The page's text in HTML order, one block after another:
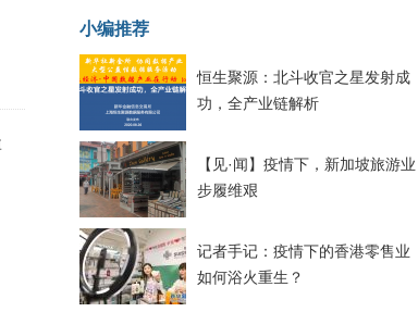
、结构性存款玩起“跷跷板” 结构性失衡藏
元 短端资金利率明显下行
回调十年期债表现最弱
沪银及两粕涨势喜人
射成功，全产业链解析
据分析周报（2020. 08.17—2020.08.21）
小编推荐
恒生聚源：北斗收官之星发射成
功，全产业链解析
【见·闻】疫情下，新加坡旅游业
步履维艰
记者手记：疫情下的香港零售业
如何浴火重生？